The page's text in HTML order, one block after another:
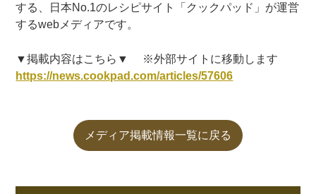
する、日本No.1のレシピサイト「クックパッド」が運営
するwebメディアです。
▼掲載内容はこちら▼ ※外部サイトに移動します
https://news.cookpad.com/articles/57606
メディア掲載情報一覧に戻る